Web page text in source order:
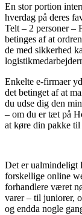
En stor portion
hverdag på deres
Telt – 2 personer –
betinges af at
de med sikkerhed
Enkelte e-firmaer
det betinget af at
du udse dig den
– om du er tæt på
at køre din pakke til
Det er ualmindeligt
forskellige online
forhandlere været
varer – til juniorer,
og endda nogle